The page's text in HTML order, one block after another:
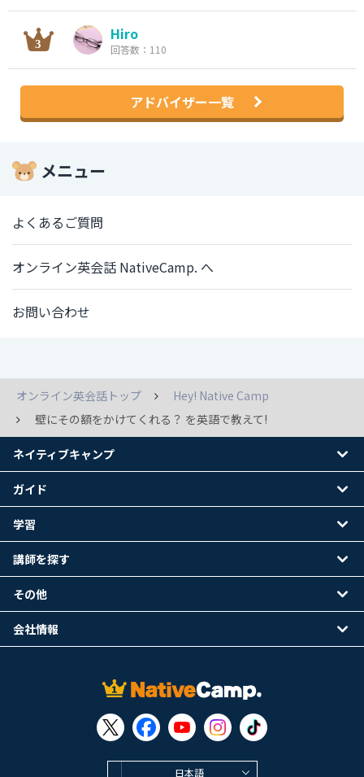
Hiro
回答数：110
アドバイザー一覧
メニュー
よくあるご質問
オンライン英会話 NativeCamp. へ
お問い合わせ
オンライン英会話トップ
Hey! Native Camp
壁にその額をかけてくれる？ を英語で教えて!
日本語
ネイティブキャンプ
ガイド
学習
講師を探す
その他
会社情報